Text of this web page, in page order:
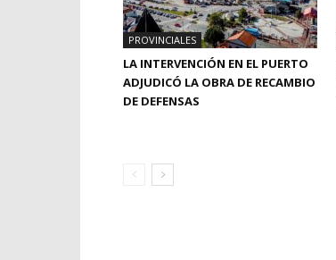
PROVINCIALES
LA INTERVENCIÓN EN EL PUERTO
ADJUDICÓ LA OBRA DE RECAMBIO
DE DEFENSAS